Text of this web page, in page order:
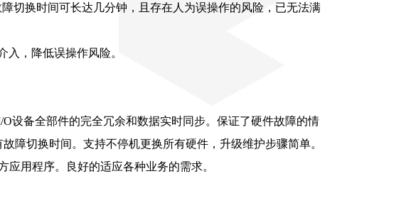
切换时间可长达几分钟，且存在人为误操作的风险，已无法满
，降低误操作风险。
设备全部件的完全冗余和数据实时同步。保证了硬件故障的情
障切换时间。支持不停机更换所有硬件，升级维护步骤简单。
用程序。良好的适应各种业务的需求。